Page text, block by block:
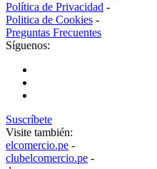
Política de Privacidad -
Politica de Cookies -
Preguntas Frecuentes
Síguenos:
Suscríbete
Visite también:
elcomercio.pe -
clubelcomercio.pe -